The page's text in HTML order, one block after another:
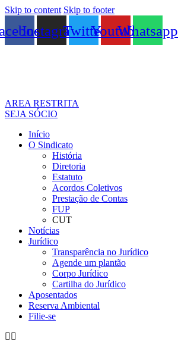
Skip to content Skip to footer
InstagramTwitterYoutubeWhatsapp
AREA RESTRITA
SEJA SÓCIO
Início
O Sindicato
História
Diretoria
Estatuto
Acordos Coletivos
Prestação de Contas
FUP
CUT
Notícias
Jurídico
Transparência no Jurídico
Agende um plantão
Corpo Jurídico
Cartilha do Jurídico
Aposentados
Reserva Ambiental
Filie-se